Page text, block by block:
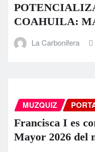
COAHUILA:
La Carbonifera
MUZQUIZ
Francisca I es
Mayor 2026 del